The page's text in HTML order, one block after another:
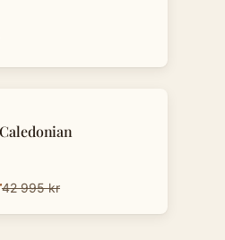
42 995 kr